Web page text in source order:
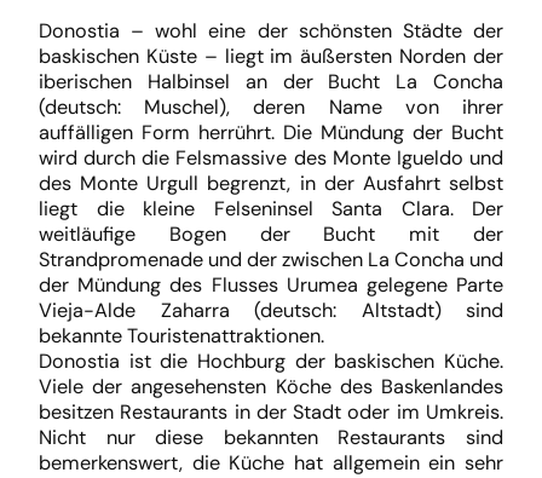
Donostia – wohl eine der schönsten Städte der
baskischen Küste – liegt im äußersten Norden der
iberischen Halbinsel an der Bucht La Concha
(deutsch: Muschel), deren Name von ihrer
auffälligen Form herrührt. Die Mündung der Bucht
wird durch die Felsmassive des Monte Igueldo und
des Monte Urgull begrenzt, in der Ausfahrt selbst
liegt die kleine Felseninsel Santa Clara. Der
weitläufige Bogen der Bucht mit der
Strandpromenade und der zwischen La Concha und
der Mündung des Flusses Urumea gelegene Parte
Vieja-Alde Zaharra (deutsch: Altstadt) sind
bekannte Touristenattraktionen.
Donostia ist die Hochburg der baskischen Küche.
Viele der angesehensten Köche des Baskenlandes
besitzen Restaurants in der Stadt oder im Umkreis.
Nicht nur diese bekannten Restaurants sind
bemerkenswert, die Küche hat allgemein ein sehr